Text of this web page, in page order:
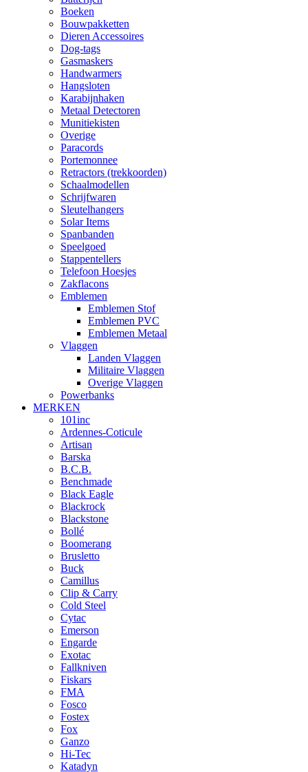
Boeken
Bouwpakketten
Dieren Accessoires
Dog-tags
Gasmaskers
Handwarmers
Hangsloten
Karabijnhaken
Metaal Detectoren
Munitiekisten
Overige
Paracords
Portemonnee
Retractors (trekkoorden)
Schaalmodellen
Schrijfwaren
Sleutelhangers
Solar Items
Spanbanden
Speelgoed
Stappentellers
Telefoon Hoesjes
Zakflacons
Emblemen
Emblemen Stof
Emblemen PVC
Emblemen Metaal
Vlaggen
Landen Vlaggen
Militaire Vlaggen
Overige Vlaggen
Powerbanks
MERKEN
101inc
Ardennes-Coticule
Artisan
Barska
B.C.B.
Benchmade
Black Eagle
Blackrock
Blackstone
Bollé
Boomerang
Brusletto
Buck
Camillus
Clip & Carry
Cold Steel
Cytac
Emerson
Engarde
Exotac
Fallkniven
Fiskars
FMA
Fosco
Fostex
Fox
Ganzo
Hi-Tec
Katadyn